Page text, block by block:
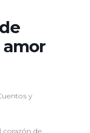
y
corazón de